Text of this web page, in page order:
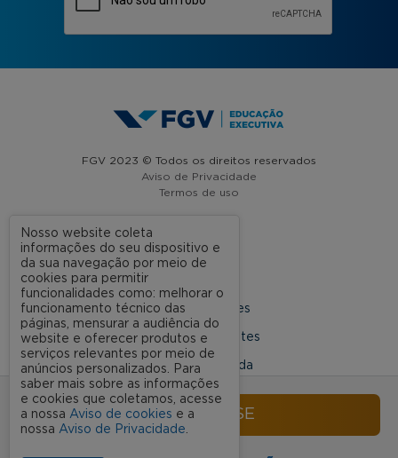
INSCREVA-SE
FGV 2023 © Todos os direitos reservados
Aviso de Privacidade
Termos de uso
A FGV
Nossas Unidades
Dúvidas Frequentes
Rede Conveniada
Ouvidoria Acadêmica
Nosso website coleta
informações do seu dispositivo e
da sua navegação por meio de
cookies para permitir
funcionalidades como: melhorar o
funcionamento técnico das
páginas, mensurar a audiência do
website e oferecer produtos e
serviços relevantes por meio de
anúncios personalizados. Para
saber mais sobre as informações
e cookies que coletamos, acesse
a nossa Aviso de cookies e a
nossa Aviso de Privacidade.